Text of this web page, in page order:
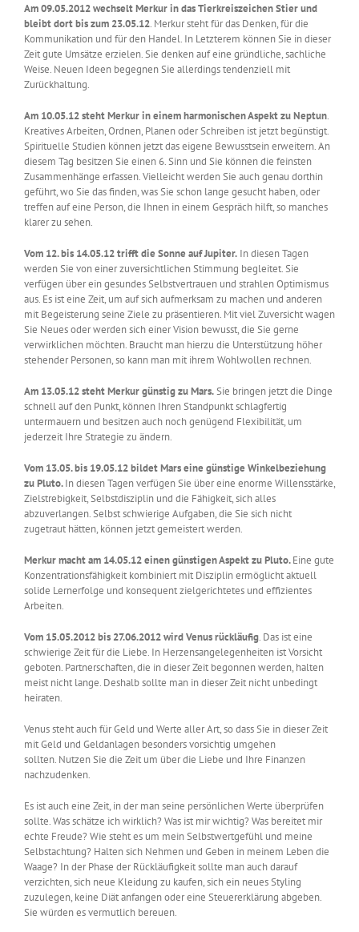
Am 09.05.2012 wechselt Merkur in das Tierkreiszeichen Stier und
bleibt dort bis zum 23.05.12. Merkur steht für das Denken, für die
Kommunikation und für den Handel. In Letzterem können Sie in dieser
Zeit gute Umsätze erzielen. Sie denken auf eine gründliche, sachliche
Weise. Neuen Ideen begegnen Sie allerdings tendenziell mit
Zurückhaltung.
Am 10.05.12 steht Merkur in einem harmonischen Aspekt zu Neptun.
Kreatives Arbeiten, Ordnen, Planen oder Schreiben ist jetzt begünstigt.
Spirituelle Studien können jetzt das eigene Bewusstsein erweitern. An
diesem Tag besitzen Sie einen 6. Sinn und Sie können die feinsten
Zusammenhänge erfassen. Vielleicht werden Sie auch genau dorthin
geführt, wo Sie das finden, was Sie schon lange gesucht haben, oder
treffen auf eine Person, die Ihnen in einem Gespräch hilft, so manches
klarer zu sehen.
Vom 12. bis 14.05.12 trifft die Sonne auf Jupiter. In diesen Tagen
werden Sie von einer zuversichtlichen Stimmung begleitet. Sie
verfügen über ein gesundes Selbstvertrauen und strahlen Optimismus
aus. Es ist eine Zeit, um auf sich aufmerksam zu machen und anderen
mit Begeisterung seine Ziele zu präsentieren. Mit viel Zuversicht wagen
Sie Neues oder werden sich einer Vision bewusst, die Sie gerne
verwirklichen möchten. Braucht man hierzu die Unterstützung höher
stehender Personen, so kann man mit ihrem Wohlwollen rechnen.
Am 13.05.12 steht Merkur günstig zu Mars.Sie bringen jetzt die Dinge
schnell auf den Punkt, können Ihren Standpunkt schlagfertig
untermauern und besitzen auch noch genügend Flexibilität, um
jederzeit Ihre Strategie zu ändern.
Vom 13.05. bis 19.05.12 bildet Mars eine günstige Winkelbeziehung
zu Pluto.In diesen Tagen verfügen Sie über eine enorme Willensstärke,
Zielstrebigkeit, Selbstdisziplin und die Fähigkeit, sich alles
abzuverlangen. Selbst schwierige Aufgaben, die Sie sich nicht
zugetraut hätten, können jetzt gemeistert werden.
Merkur macht am 14.05.12 einen günstigen Aspekt zu Pluto.Eine gute
Konzentrationsfähigkeit kombiniert mit Disziplin ermöglicht aktuell
solide Lernerfolge und konsequent zielgerichtetes und effizientes
Arbeiten.
Vom 15.05.2012 bis 27.06.2012 wird Venus rückläufig. Das ist eine
schwierige Zeit für die Liebe. In Herzensangelegenheiten ist Vorsicht
geboten. Partnerschaften, die in dieser Zeit begonnen werden, halten
meist nicht lange. Deshalb sollte man in dieser Zeit nicht unbedingt
heiraten.
Venus steht auch für Geld und Werte aller Art, so dass Sie in dieser Zeit
mit Geld und Geldanlagen besonders vorsichtig umgehen
sollten. Nutzen Sie die Zeit um über die Liebe und Ihre Finanzen
nachzudenken.
Es ist auch eine Zeit, in der man seine persönlichen Werte überprüfen
sollte. Was schätze ich wirklich? Was ist mir wichtig? Was bereitet mir
echte Freude? Wie steht es um mein Selbstwertgefühl und meine
Selbstachtung? Halten sich Nehmen und Geben in meinem Leben die
Waage? In der Phase der Rückläufigkeit sollte man auch darauf
verzichten, sich neue Kleidung zu kaufen, sich ein neues Styling
zuzulegen, keine Diät anfangen oder eine Steuererklärung abgeben.
Sie würden es vermutlich bereuen.